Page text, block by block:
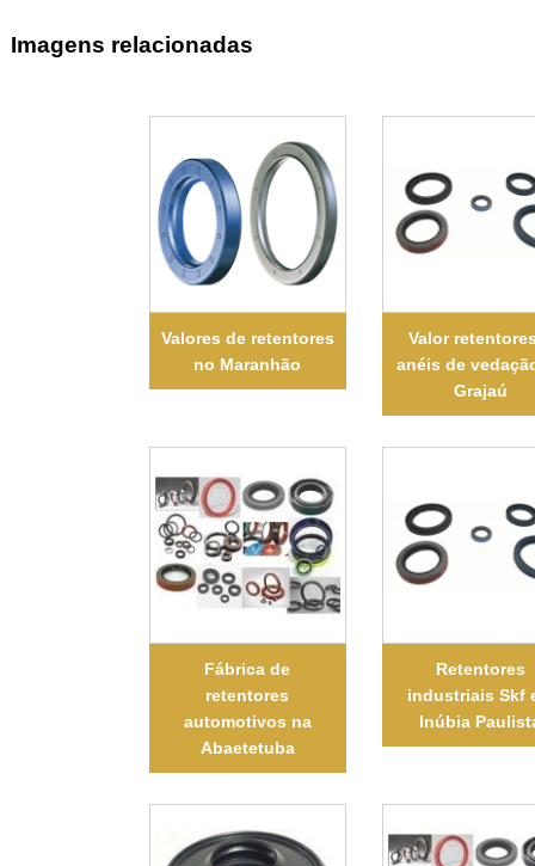
Imagens relacionadas
Valores de retentores
no Maranhão
Valor
anéis de
Grajaú
Fábrica de
retentores
automotivos na
Abaetetuba
Retentores
industriais Skf
Inúbia